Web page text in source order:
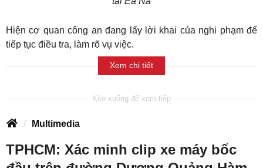
Hiện cơ quan công an đang lấy lời khai của nghi phạm để
tiếp tục điều tra, làm rõ vụ việc.
Xem chi tiết
Multimedia
TPHCM: Xác minh clip xe máy bốc